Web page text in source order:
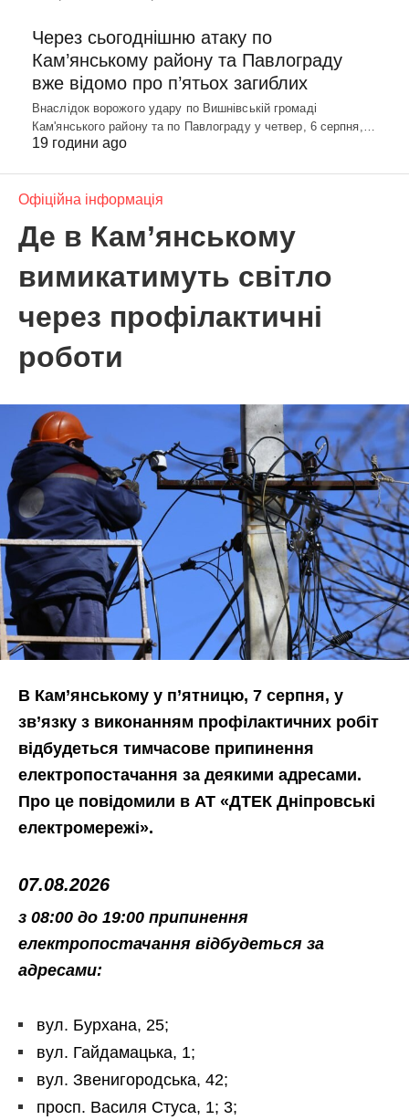
Через сьогоднішню атаку по
Кам’янському району та Павлограду
вже відомо про п’ятьох загиблих
Внаслідок ворожого удару по Вишнівській громаді
Кам'янського району та по Павлограду у четвер, 6 серпня,…
19 години ago